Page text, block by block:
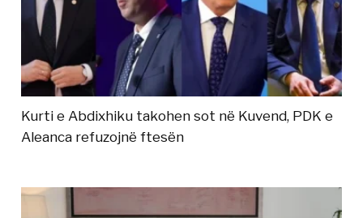
Kurti e Abdixhiku takohen sot në Kuvend, PDK e
Aleanca refuzojnë ftesën